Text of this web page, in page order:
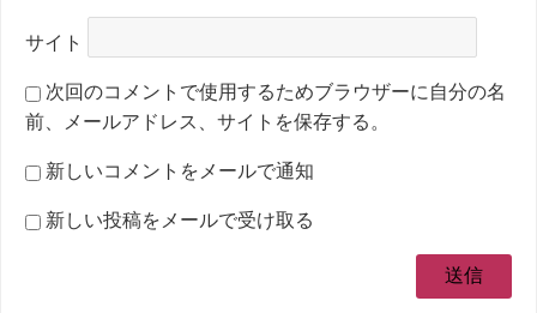
サイト
次回のコメントで使用するためブラウザーに自分の名
前、メールアドレス、サイトを保存する。
新しいコメントをメールで通知
新しい投稿をメールで受け取る